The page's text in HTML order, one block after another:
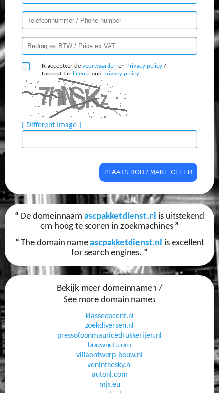
Ik accepteer de voorwaarden en Privacy policy /
I accept the license and Privacy policy
[ Different Image ]
“ De domeinnaam ascpakketdienst.nl is uitstekend
om hoog te scoren in zoekmachines ”
“ The domain name ascpakketdienst.nl is excellent
for search engines. ”
Bekijk meer domeinnamen /
See more domain names
klassedocent.nl
zoekdiversen.nl
pressofoonmauricedrukkerijen.nl
bouwnet.com
villaontwerp-bouw.nl
veninthesky.nl
autonl.com
mjs.eu